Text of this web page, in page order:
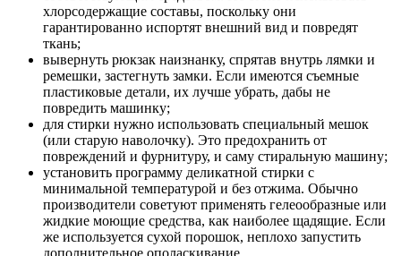
хлорсодержащие составы, поскольку они
гарантированно испортят внешний вид и повредят
ткань;
вывернуть рюкзак наизнанку, спрятав внутрь лямки и
ремешки, застегнуть замки. Если имеются съемные
пластиковые детали, их лучше убрать, дабы не
повредить машинку;
для стирки нужно использовать специальный мешок
(или старую наволочку). Это предохранить от
повреждений и фурнитуру, и саму стиральную машину;
установить программу деликатной стирки с
минимальной температурой и без отжима. Обычно
производители советуют применять гелеообразные или
жидкие моющие средства, как наиболее щадящие. Если
же используется сухой порошок, неплохо запустить
дополнительное ополаскивание.